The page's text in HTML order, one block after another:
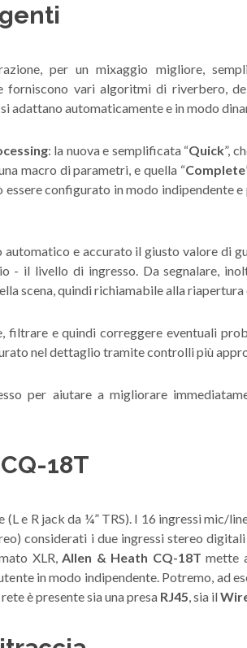
per un mixaggio migliore,
forniscono vari algoritmi di riverbero,
automaticamente e in modo
: la nuova e semplificata “Quick”,
macro di parametri, e quella “Complete
configurato in modo indipendente
e accurato il giusto valore di
- il livello di ingresso. Da segnalare,
scena, quindi richiamabile alla riapertura
filtrare e quindi correggere eventuali
nel dettaglio tramite controlli più
per aiutare a migliorare
18T
e R jack da ¼” TRS). I 16 ingressi mic/
considerati i due ingressi stereo digitali
XLR,Allen & Heath CQ-18Tmette
in modo indipendente. Potremo, ad
è presente sia una presa RJ45, sia il